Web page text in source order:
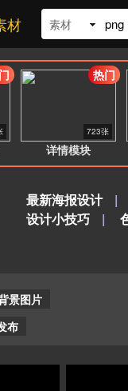
材 素材
详情模块
723张
热门
最新海报设计
|
设计小技巧
|
景图片
布